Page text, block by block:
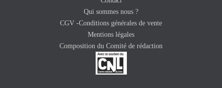
Qui sommes nous ?
CGV -Conditions générales de vente
Mentions légales
Composition du Comité de rédaction